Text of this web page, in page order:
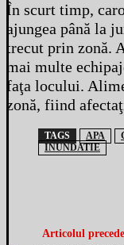
În scurt timp,
ajungea până la
trecut prin zonă.
mai multe
faţa locului.
zonă, fiind
TAGS APA
INUNDATIE
Articolul